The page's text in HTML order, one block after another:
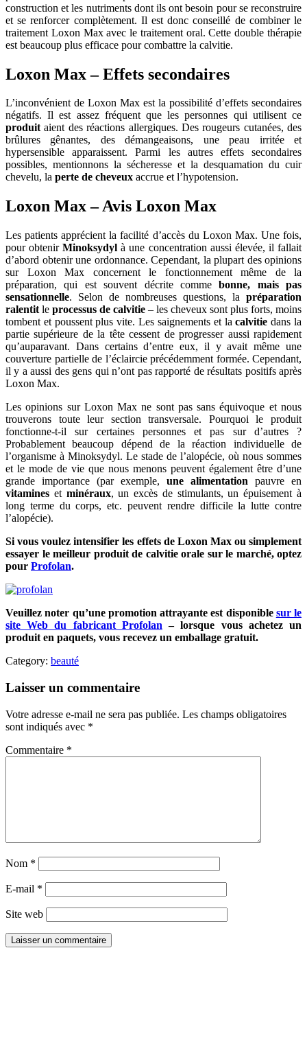
construction et les nutriments dont ils ont besoin pour se reconstruire
et se renforcer complètement. Il est donc conseillé de combiner le
traitement Loxon Max avec le traitement oral. Cette double thérapie
est beaucoup plus efficace pour combattre la calvitie.
Loxon Max – Effets secondaires
L’inconvénient de Loxon Max est la possibilité d’effets secondaires
négatifs. Il est assez fréquent que les personnes qui utilisent ce
produitaient des réactions allergiques. Des rougeurs cutanées, des
brûlures gênantes, des démangeaisons, une peau irritée et
hypersensible apparaissent. Parmi les autres effets secondaires
possibles, mentionnons la sécheresse et la desquamation du cuir
chevelu, la perte de cheveux accrue et l’hypotension.
Loxon Max – Avis Loxon Max
Les patients apprécient la facilité d’accès du Loxon Max. Une fois,
pour obtenirMinoksydylà une concentration aussi élevée, il fallait
d’abord obtenir une ordonnance. Cependant, la plupart des opinions
sur Loxon Max concernent le fonctionnement même de la
préparation, qui est souvent décrite commebonne, mais
pas
sensationnelle. Selon de nombreuses questions, la préparation
ralentit le processus de calvitie – les cheveux sont plus forts, moins
tombent et poussent plus vite. Les saignements et lacalvitie dans la
partie supérieure de la tête cessent de progresser aussi rapidement
qu’auparavant. Dans certains d’entre eux, il y avait même une
couverture partielle de l’éclaircie précédemment formée. Cependant,
il y a aussi des gens qui n’ont pas rapporté de résultats positifs après
Loxon Max.
Les opinions sur Loxon Max ne sont pas sans équivoque et nous
trouverons toute leur section transversale. Pourquoi le produit
fonctionne-t-il sur certaines personnes et pas sur d’autres ?
Probablement beaucoup dépend de la réaction individuelle de
l’organisme à Minoksydyl. Le stade de l’alopécie, où nous sommes
et le mode de vie que nous menons peuvent également être d’une
grande importance (par exemple, une alimentation pauvre en
vitamines et minéraux, un excès de stimulants, un épuisement à
long terme du corps, etc. peuvent rendre difficile la lutte contre
l’alopécie).
Si vous voulez intensifier les effets de Loxon Max ou simplement
essayer le meilleur produit de calvitie orale sur le marché, optez
pour Profolan.
Veuillez noter qu’une promotion attrayante est disponible sur le
site Web du fabricant Profolan – lorsque vous achetez un
produit en paquets, vous recevez un emballage gratuit.
Category: beauté
Laisser un commentaire
Votre adresse e-mail ne sera pas publiée. Les champs obligatoires
sont indiqués avec *
Commentaire *
Nom *
E-mail *
Site web